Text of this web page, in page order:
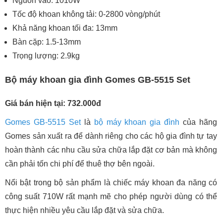
Tốc độ khoan không tải: 0-2800 vòng/phút
Khả năng khoan tối đa: 13mm
Bàn cặp: 1.5-13mm
Trọng lượng: 2.9kg
Bộ máy khoan gia đình Gomes GB-5515 Set
Giá bán hiện tại: 732.000đ
Gomes GB-5515 Setlà bộ máy khoan gia đình của hãng
Gomes sản xuất ra để dành riêng cho các hộ gia đình tự tay
hoàn thành các nhu cầu sửa chữa lắp đặt cơ bản mà không
cần phải tốn chi phí để thuê thợ bên ngoài.
Nổi bật trong bộ sản phẩm là chiếc máy khoan đa năng có
công suất 710W rất mạnh mẽ cho phép người dùng có thể
thực hiện nhiều yêu cầu lắp đặt và sửa chữa.